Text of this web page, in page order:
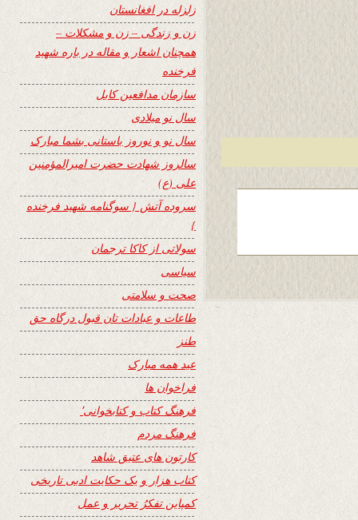
زلزله در افغانستان
زن و زندگی – زن و مشکلات –
همچنان اشعار و مقاله در باره شهید
فرخنده
سازمان مدافعین کابل
سال نو میلادی
سال نو و نوروز باستانی بشما مبارک
سالروز شهادت حضرت امیرالمؤمنین
علی (ع)
سروده آتش { سوگنامه شهید فرخنده
}
سولاتی از کاکا ترجمان
سیاسی
صحت و سلامتی
طاعات و عبادات تان قبول درگاه حق
طنز
عید همه مبارک
فراخوان ها
فرهنگ کتاب و کتابخوانی٬
فرهنگ مردم
کارتون های عتیق شاهد
کتاب هزار و یک حکایت ادبی تاریخی
کمپاین تفکرُ تحریر و عمل